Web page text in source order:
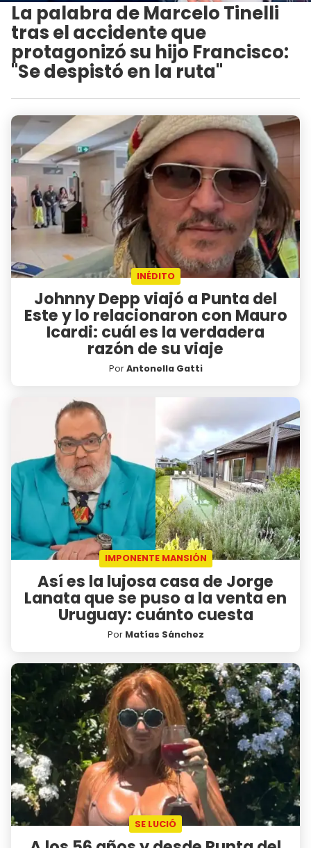
La palabra de Marcelo Tinelli
tras el accidente que
protagonizó su hijo Francisco:
"Se despistó en la ruta"
INÉDITO
Johnny Depp viajó a Punta del
Este y lo relacionaron con Mauro
Icardi: cuál es la verdadera
razón de su viaje
PorAntonella Gatti
IMPONENTE MANSIÓN
Así es la lujosa casa de Jorge
Lanata que se puso a la venta en
Uruguay: cuánto cuesta
Por Matías Sánchez
SE LUCIÓ